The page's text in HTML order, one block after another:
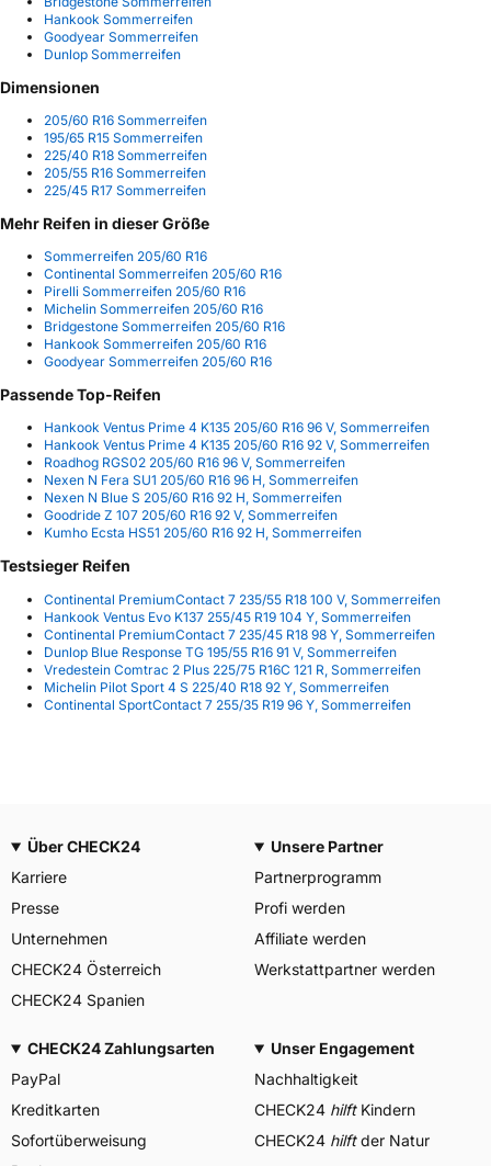
Hankook Sommerreifen
Goodyear Sommerreifen
Dunlop Sommerreifen
Dimensionen
205/60 R16 Sommerreifen
195/65 R15 Sommerreifen
225/40 R18 Sommerreifen
205/55 R16 Sommerreifen
225/45 R17 Sommerreifen
Mehr Reifen in dieser Größe
Sommerreifen 205/60 R16
Continental Sommerreifen 205/60 R16
Pirelli Sommerreifen 205/60 R16
Michelin Sommerreifen 205/60 R16
Bridgestone Sommerreifen 205/60 R16
Hankook Sommerreifen 205/60 R16
Goodyear Sommerreifen 205/60 R16
Passende Top-Reifen
Hankook Ventus Prime 4 K135 205/60 R16 96 V, Sommerreifen
Hankook Ventus Prime 4 K135 205/60 R16 92 V, Sommerreifen
Roadhog RGS02 205/60 R16 96 V, Sommerreifen
Nexen N Fera SU1 205/60 R16 96 H, Sommerreifen
Nexen N Blue S 205/60 R16 92 H, Sommerreifen
Goodride Z 107 205/60 R16 92 V, Sommerreifen
Kumho Ecsta HS51 205/60 R16 92 H, Sommerreifen
Testsieger Reifen
Continental PremiumContact 7 235/55 R18 100 V, Sommerreifen
Hankook Ventus Evo K137 255/45 R19 104 Y, Sommerreifen
Continental PremiumContact 7 235/45 R18 98 Y, Sommerreifen
Dunlop Blue Response TG 195/55 R16 91 V, Sommerreifen
Vredestein Comtrac 2 Plus 225/75 R16C 121 R, Sommerreifen
Michelin Pilot Sport 4 S 225/40 R18 92 Y, Sommerreifen
Continental SportContact 7 255/35 R19 96 Y, Sommerreifen
Über CHECK24
Karriere
Presse
Unternehmen
CHECK24 Österreich
CHECK24 Spanien
Unsere Partner
Partnerprogramm
Profi werden
Affiliate werden
Werkstattpartner werden
CHECK24 Zahlungsarten
PayPal
Kreditkarten
Sofortüberweisung
Unser Engagement
Nachhaltigkeit
CHECK24 hilftKindern
CHECK24 hilftder Natur